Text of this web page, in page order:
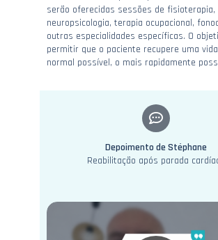
serão oferecidas sessões de fisioterapia,
neuropsicologia, terapia ocupacional,
outras especialidades específicas. O
permitir que o paciente recupere uma
normal possível, o mais rapidamente
Depoimento de Stéphane
Reabilitação após parada